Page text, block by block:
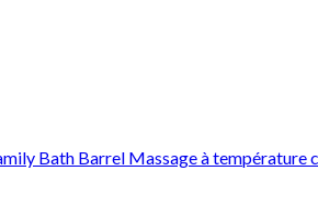
Bath Barrel Massage à